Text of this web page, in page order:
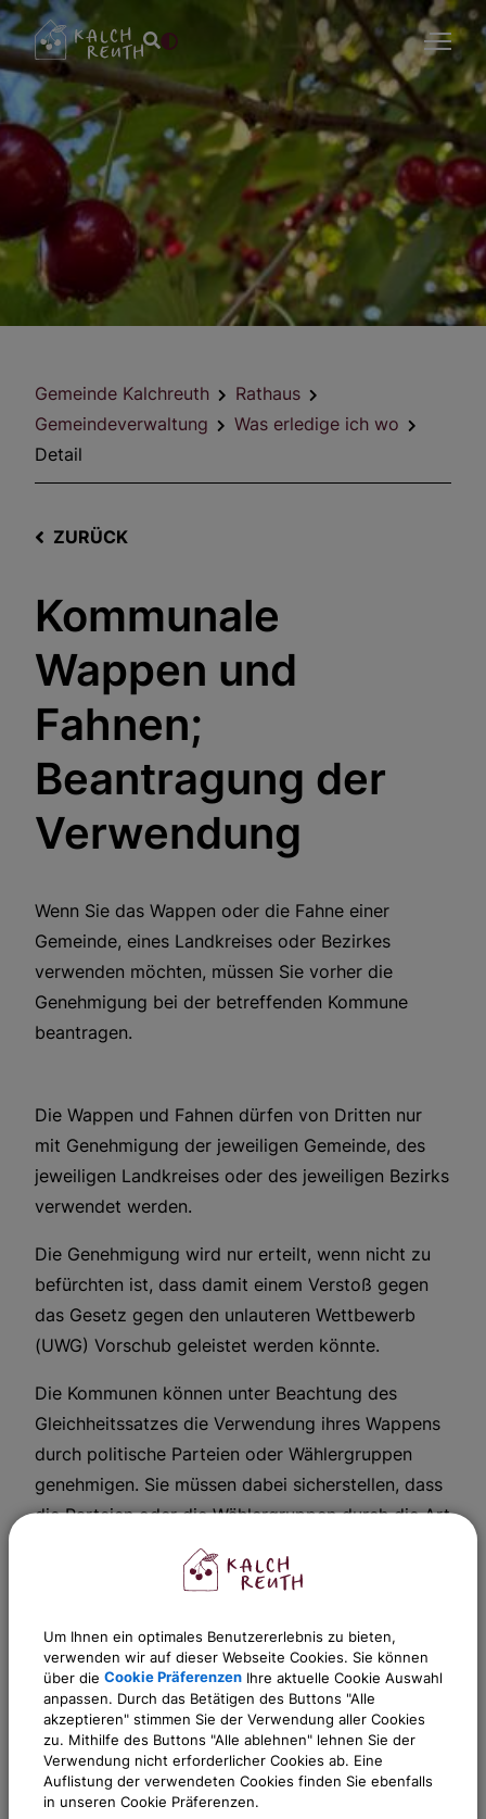
Gemeinde Kalchreuth
Rathaus
Gemeindeverwaltung
Was erledige ich wo
Detail
ZURÜCK
Kommunale
Wappen und
Fahnen;
Beantragung der
Verwendung
Wenn Sie das Wappen oder die Fahne einer
Gemeinde, eines Landkreises oder Bezirkes
verwenden möchten, müssen Sie vorher die
Genehmigung bei der betreffenden Kommune
beantragen.
Die Wappen und Fahnen dürfen von Dritten nur
mit Genehmigung der jeweiligen Gemeinde, des
jeweiligen Landkreises oder des jeweiligen Bezirks
verwendet werden.
Die Genehmigung wird nur erteilt, wenn nicht zu
befürchten ist, dass damit einem Verstoß gegen
das Gesetz gegen den unlauteren Wettbewerb
(UWG) Vorschub geleistet werden könnte.
Die Kommunen können unter Beachtung des
Gleichheitssatzes die Verwendung ihres Wappens
durch politische Parteien oder Wählergruppen
genehmigen. Sie müssen dabei sicherstellen, dass
die Parteien oder die Wählergruppen durch die Art
der Verwendung des Gemeindewappens nicht den
Eindruck erwecken, funktionell oder institutionell
sein.
Auch eine Verwendung des Wappens einer
Kommune in abgewandelter oder stilisierter Form,
die zu einer Verwechslung mit dem Wappen einer
Kommune führen kann, ist ohne Zustimmung nicht
zulässig.
Um Ihnen ein optimales Benutzererlebnis zu bieten,
verwenden wir auf dieser Webseite Cookies. Sie können
über die Cookie Präferenzen Ihre aktuelle Cookie Auswahl
anpassen. Durch das Betätigen des Buttons "Alle
akzeptieren" stimmen Sie der Verwendung aller Cookies
zu. Mithilfe des Buttons "Alle ablehnen" lehnen Sie der
Verwendung nicht erforderlicher Cookies ab. Eine
Auflistung der verwendeten Cookies finden Sie ebenfalls
in unseren Cookie Präferenzen.